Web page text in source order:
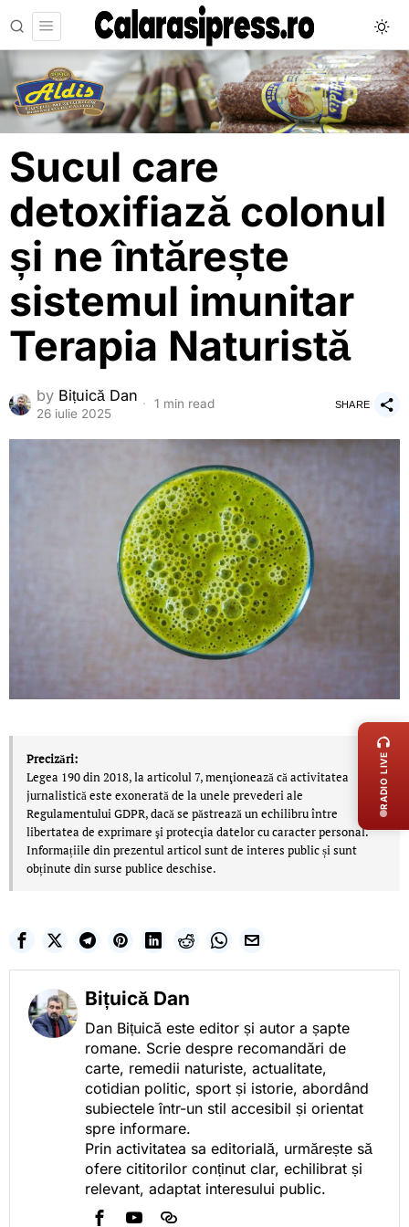
Sucul care
detoxifiază colonul
și ne întărește
sistemul imunitar
Terapia Naturistă
by Bițuică Dan
26 iulie 2025
1 min read SHARE
Precizări:
Legea 190 din 2018, la articolul 7, menţionează că activitatea
jurnalistică este exonerată de la unele prevederi ale
Regulamentului GDPR, dacă se păstrează un echilibru între
libertatea de exprimare şi protecţia datelor cu caracter personal.
Informațiile din prezentul articol sunt de interes public și sunt
obținute din surse publice deschise.
Bițuică Dan
Dan Bițuică este editor și autor a șapte
romane. Scrie despre recomandări de
carte, remedii naturiste, actualitate,
cotidian politic, sport și istorie, abordând
subiectele într-un stil accesibil și orientat
spre informare.
Prin activitatea sa editorială, urmărește să
ofere cititorilor conținut clar, echilibrat și
relevant, adaptat interesului public.
RADIO LIVE